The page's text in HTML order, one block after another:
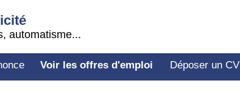
automatisme...
Voir les offres d'emploi Déposer un CV